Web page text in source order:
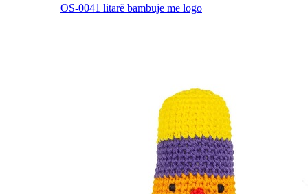
OS-0041 litarë bambuje me logo